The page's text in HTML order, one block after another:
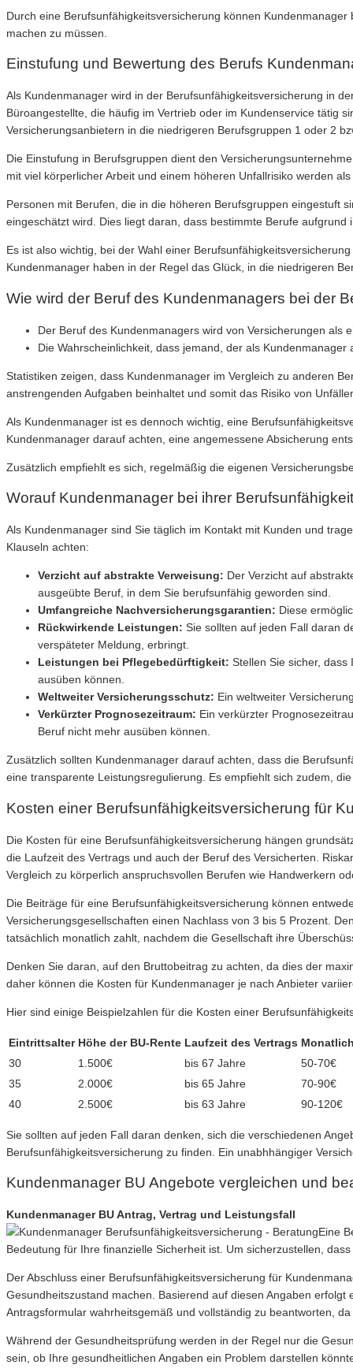
Durch eine Berufsunfähigkeitsversicherung können
machen zu müssen.
Einstufung und Bewertung des Berufs
Als Kundenmanager wird in der Berufsunfähigkeitsversicherung in
Büroangestellte, die häufig im Vertrieb oder im Kundenservice tätig
Versicherungsanbietern in die niedrigeren Berufsgruppen 1 oder 2
Die Einstufung in Berufsgruppen dient den
mit viel körperlicher Arbeit und einem höheren Unfallrisiko werden
Personen mit Berufen, die in die höheren Berufsgruppen eingestuft
eingeschätzt wird. Dies liegt daran, dass bestimmte Berufe
Es ist also wichtig, bei der Wahl einer
Kundenmanager haben in der Regel das Glück, in die niedrigeren
Wie wird der Beruf des Kundenmanagers bei der
Der Beruf des Kundenmanagers wird von Versicherungen als
Die Wahrscheinlichkeit, dass jemand, der als
Statistiken zeigen, dass Kundenmanager im Vergleich zu anderen
anstrengenden Aufgaben beinhaltet und somit das Risiko von
Als Kundenmanager ist es dennoch wichtig, eine
Kundenmanager darauf achten, eine angemessene Absicherung
Zusätzlich empfiehlt es sich, regelmäßig die eigenen
Worauf Kundenmanager bei ihrer
Als Kundenmanager sind Sie täglich im Kontakt mit Kunden und
Klauseln achten:
Verzicht auf abstrakte Verweisung: Der Verzicht auf
ausgeübte Beruf, in dem Sie berufsunfähig geworden sind.
Umfangreiche Nachversicherungsgarantien: Diese
Rückwirkende Leistungen: Sie sollten auf jeden Fall daran
verspäteter Meldung, erbringt.
Leistungen bei Pflegebedürftigkeit: Stellen Sie sicher,
ausüben können.
Weltweiter Versicherungsschutz: Ein weltweiter
Verkürzter Prognosezeitraum: Ein verkürzter
Beruf nicht mehr ausüben können.
Zusätzlich sollten Kundenmanager darauf achten, dass die
eine transparente Leistungsregulierung. Es empfiehlt sich zudem,
Kosten einer Berufsunfähigkeitsversicherung für
Die Kosten für eine Berufsunfähigkeitsversicherung hängen
die Laufzeit des Vertrags und auch der Beruf des Versicherten.
Vergleich zu körperlich anspruchsvollen Berufen wie Handwerkern
Die Beiträge für eine Berufsunfähigkeitsversicherung können
Versicherungsgesellschaften einen Nachlass von 3 bis 5 Prozent.
tatsächlich monatlich zahlt, nachdem die Gesellschaft ihre
Denken Sie daran, auf den Bruttobeitrag zu achten, da dies der
daher können die Kosten für Kundenmanager je nach Anbieter
Hier sind einige Beispielzahlen für die Kosten einer
Eintrittsalter Höhe der BU-Rente Laufzeit des Vertrags
30
1.500€ bis 67 Jahre
50-70€
35
2.000€ bis 65 Jahre
70-90€
40
2.500€ bis 63 Jahre 90-120€
Sie sollten auf jeden Fall daran denken, sich die verschiedenen
Berufsunfähigkeitsversicherung zu finden. Ein unabhhängiger
Kundenmanager BU Angebote vergleichen und
Kundenmanager BU Antrag, Vertrag und Leistungsfall
Eine
Bedeutung für Ihre finanzielle Sicherheit ist. Um sicherzustellen,
Der Abschluss einer Berufsunfähigkeitsversicherung für
Gesundheitszustand machen. Basierend auf diesen Angaben
Antragsformular wahrheitsgemäß und vollständig zu beantworten,
Während der Gesundheitsprüfung werden in der Regel nur die
sein, ob Ihre gesundheitlichen Angaben ein Problem darstellen